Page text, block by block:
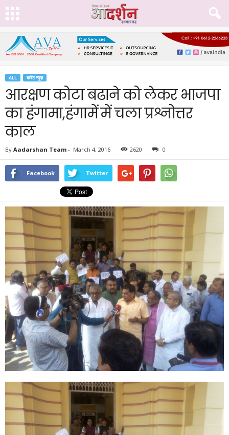
ALL करेंट न्यूज़
आरक्षण कोटा बढाने को लेकर भाजपा
का हंगामा,हंगामें में चला प्रश्नोत्तर
काल
By Aadarshan Team - March 4, 2016 2620 0
Facebook Twitter